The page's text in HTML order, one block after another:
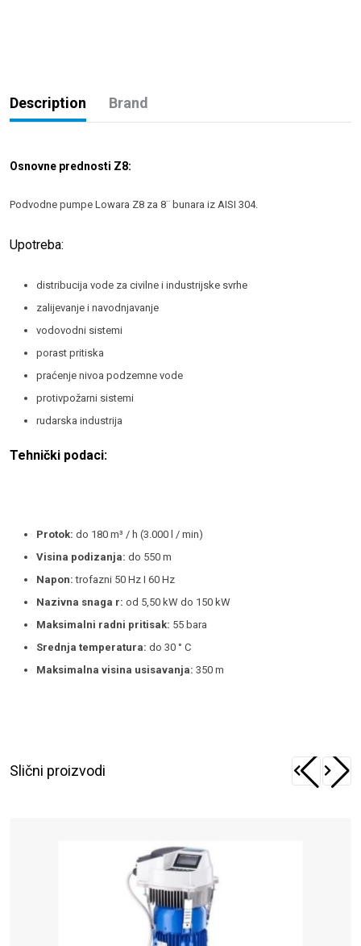
Description Brand
Osnovne prednosti Z8:
Podvodne pumpe Lowara Z8 za 8¨ bunara iz AISI 304.
Upotreba:
distribucija vode za civilne i industrijske svrhe
zalijevanje i navodnjavanje
vodovodni sistemi
porast pritiska
praćenje nivoa podzemne vode
protivpožarni sistemi
rudarska industrija
Tehnički podaci:
Protok: do 180 m³ / h (3.000 l / min)
Visina podizanja: do 550 m
Napon:trofazni 50 Hz I 60 Hz
Nazivna snaga r: od 5,50 kW do 150 kW
Maksimalni radni pritisak: 55 bara
Srednja temperatura: do 30 ° C
Maksimalna visina usisavanja: 350 m
Slični proizvodi